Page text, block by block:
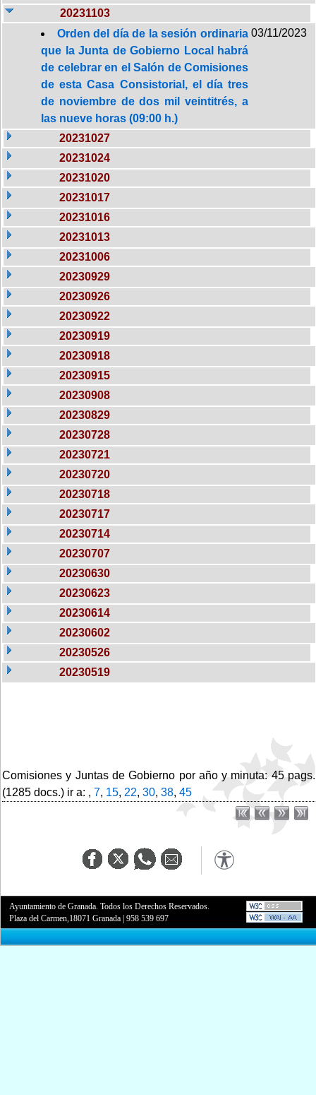
20231103
Orden del día de la sesión ordinaria
que la Junta de Gobierno Local habrá
de celebrar en el Salón de Comisiones
de esta Casa Consistorial, el día tres
de noviembre de dos mil veintitrés, a
las nueve horas (09:00 h.)
03/11/2023
20231027
20231024
20231020
20231017
20231016
20231013
20231006
20230929
20230926
20230922
20230919
20230918
20230915
20230908
20230829
20230728
20230721
20230720
20230718
20230717
20230714
20230707
20230630
20230623
20230614
20230602
20230526
20230519
Comisiones y Juntas de Gobierno por año y minuta: 45 pags.
(1285 docs.) ir a: , 7, 15, 22, 30, 38, 45
Ayuntamiento de Granada. Todos los Derechos Reservados.
Plaza del Carmen,18071 Granada |958 539 697